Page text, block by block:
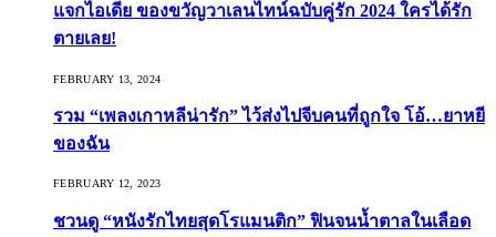
แจกไอเดีย ของขวัญวาเลนไทน์ฉบับคู่รัก 2024 ใครได้รัก
ตายเลย!
FEBRUARY 13, 2024
รวม “เพลงเกาหลีน่ารัก” ไว้ส่งไปจีบคนที่ถูกใจ โอ้…ยาหยี
ของฉัน
FEBRUARY 12, 2023
ชวนดู “หนังรักไทยสุดโรแมนติก” ฟินจนน้ำตาลในเลือด